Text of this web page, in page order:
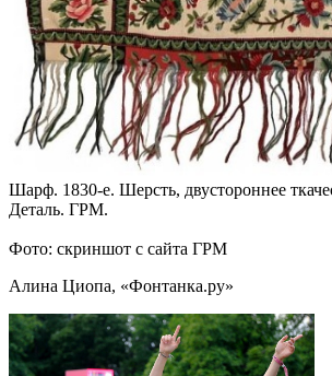
Шарф. 1830-е. Шерсть, двустороннее
Деталь. ГРМ.
Фото: скриншот с сайта ГРМ
Алина Циопа, «Фонтанка.ру»